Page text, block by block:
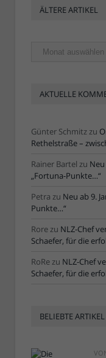
ÄLTERE ARTIKEL
Ältere
Artikel
AKTUELLE
Günter Schmitz zu
Rethelstraße –
Rainer Bartel zu
„Fortuna-Punkte…“
Petra zu Neu ab 9.
Punkte…“
Rore zu NLZ-Chef
Schaefer, für die
RoRe zu NLZ-Chef
Schaefer, für die
BELIEBTE ARTIKEL